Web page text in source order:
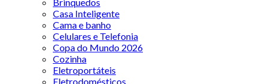
Casa Inteligente
Cama e banho
Celulares e Telefonia
Copa do Mundo 2026
Cozinha
Eletroportáteis
Eletrodomésticos